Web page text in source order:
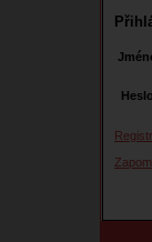
Heslo